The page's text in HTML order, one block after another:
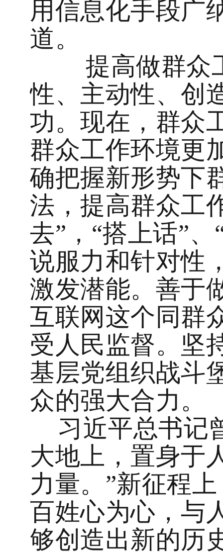
用信息化手段广
道。
提高做群众
性、主动性、创
功。现在，群众
群众工作环境更
确把握新形势下
法，提高群众工
去”，“搭上话”
说服力和针对性
激发潜能。善于
互联网这个同群
受人民监督。坚
基层党组织战斗
众的强大合力。
习近平总书记
大地上，置身于
力量。”新征程
百姓心为心，与
够创造出新的历